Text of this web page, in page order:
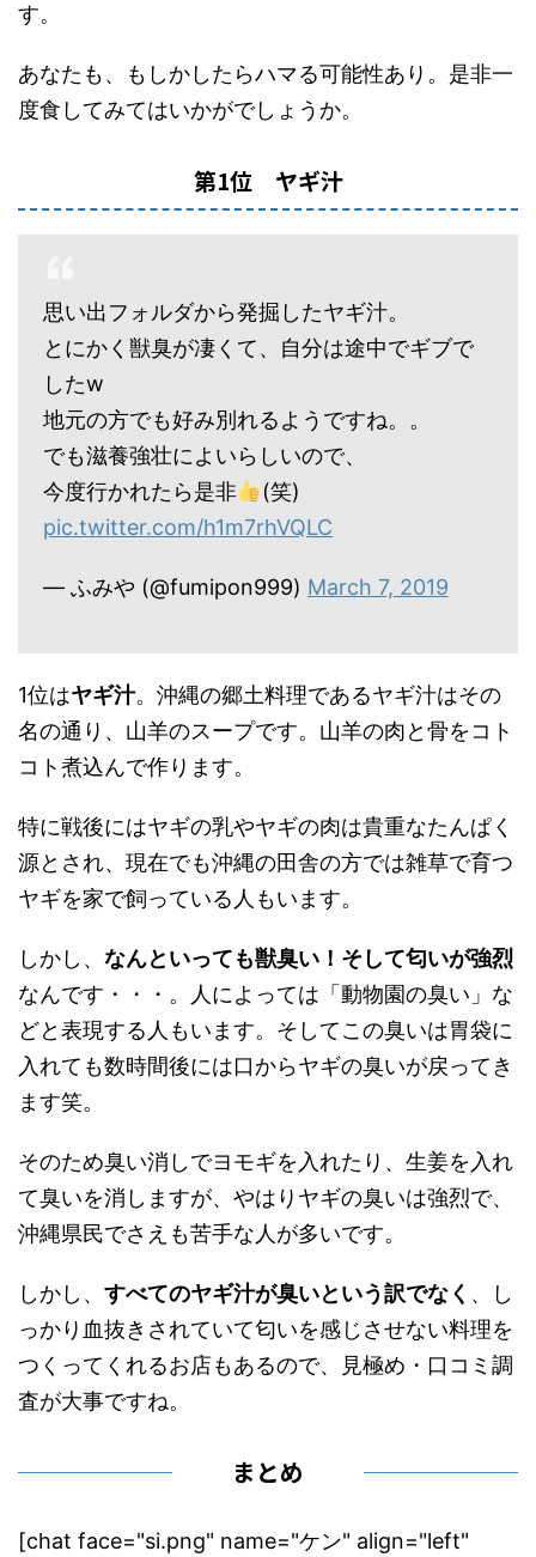
す。
あなたも、もしかしたらハマる可能性あり。是非一
度食してみてはいかがでしょうか。
第1位 ヤギ汁
思い出フォルダから発掘したヤギ汁。
とにかく獣臭が凄くて、自分は途中でギブで
したw
地元の方でも好み別れるようですね。。
でも滋養強壮によいらしいので、
今度行かれたら是非
(笑)
pic.twitter.com/h1m7rhVQLC
— ふみや (@fumipon999) March 7, 2019
1位はヤギ汁。沖縄の郷土料理であるヤギ汁はその
名の通り、山羊のスープです。山羊の肉と骨をコト
コト煮込んで作ります。
特に戦後にはヤギの乳やヤギの肉は貴重なたんぱく
源とされ、現在でも沖縄の田舎の方では雑草で育つ
ヤギを家で飼っている人もいます。
しかし、 なんといっても獣臭い！そして匂いが強烈
なんです・・・。人によっては「動物園の臭い」な
どと表現する人もいます。そしてこの臭いは胃袋に
入れても数時間後には口からヤギの臭いが戻ってき
ます笑。
そのため臭い消しでヨモギを入れたり、生姜を入れ
て臭いを消しますが、やはりヤギの臭いは強烈で、
沖縄県民でさえも苦手な人が多いです。
しかし、 すべてのヤギ汁が臭いという訳でなく 、し
っかり血抜きされていて匂いを感じさせない料理を
つくってくれるお店もあるので、見極め・口コミ調
査が大事ですね。
まとめ
[chat face="si.png" name="ケン" align="left"